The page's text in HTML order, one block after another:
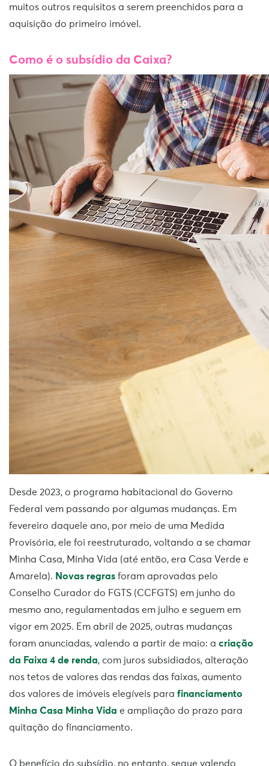
muitos outros requisitos a serem preenchidos para a
aquisição do primeiro imóvel.
Como é o subsídio da Caixa?
Desde 2023, o programa habitacional do Governo
Federal vem passando por algumas mudanças. Em
fevereiro daquele ano, por meio de uma Medida
Provisória, ele foi reestruturado, voltando a se chamar
Minha Casa, Minha Vida (até então, era Casa Verde e
Amarela). Novas regras foram aprovadas pelo
Conselho Curador do FGTS (CCFGTS) em junho do
mesmo ano, regulamentadas em julho e seguem em
vigor em 2025. Em abril de 2025, outras mudanças
foram anunciadas, valendo a partir de maio: a criação
da Faixa 4 de renda, com juros subsidiados, alteração
nos tetos de valores das rendas das faixas, aumento
dos valores de imóveis elegíveis para financiamento
Minha Casa Minha Vida e ampliação do prazo para
quitação do financiamento.
O benefício do subsídio, no entanto, segue valendo